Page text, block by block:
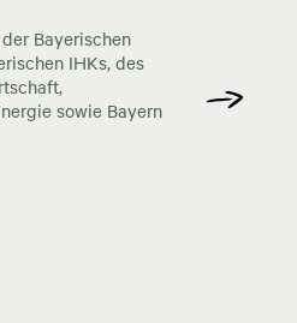
der Bayerischen
IHKs, des
sowie Bayern